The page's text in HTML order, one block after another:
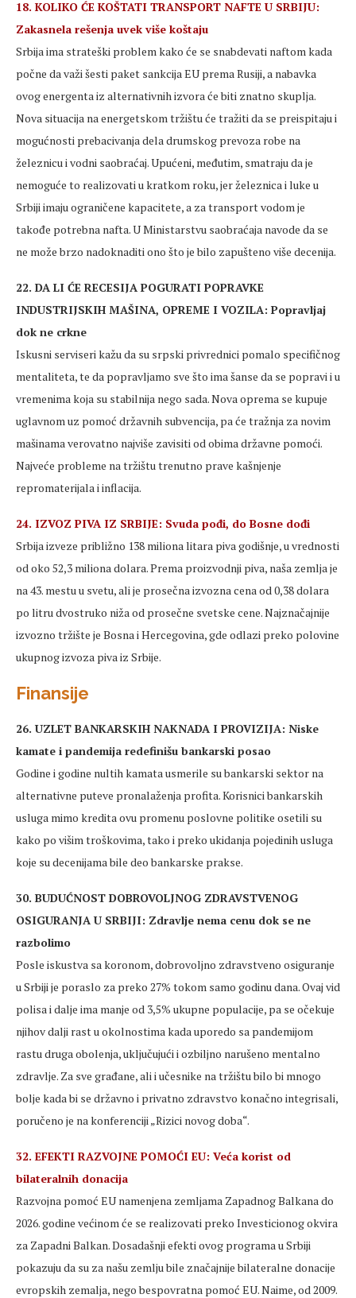
18. KOLIKO ĆE KOŠTATI TRANSPORT NAFTE U SRBIJU:
Zakasnela rešenja uvek više koštaju
Srbija ima strateški problem kako će se snabdevati naftom kada
počne da važi šesti paket sankcija EU prema Rusiji, a nabavka
ovog energenta iz alternativnih izvora će biti znatno skuplja.
Nova situacija na energetskom tržištu će tražiti da se preispitaju i
mogućnosti prebacivanja dela drumskog prevoza robe na
železnicu i vodni saobraćaj. Upućeni, međutim, smatraju da je
nemoguće to realizovati u kratkom roku, jer železnica i luke u
Srbiji imaju ograničene kapacitete, a za transport vodom je
takođe potrebna nafta. U Ministarstvu saobraćaja navode da se
ne može brzo nadoknaditi ono što je bilo zapušteno više decenija.
22. DA LI ĆE RECESIJA POGURATI POPRAVKE
INDUSTRIJSKIH MAŠINA, OPREME I VOZILA: Popravljaj
dok ne crkne
Iskusni serviseri kažu da su srpski privrednici pomalo specifičnog
mentaliteta, te da popravljamo sve što ima šanse da se popravi i u
vremenima koja su stabilnija nego sada. Nova oprema se kupuje
uglavnom uz pomoć državnih subvencija, pa će tražnja za novim
mašinama verovatno najviše zavisiti od obima državne pomoći.
Najveće probleme na tržištu trenutno prave kašnjenje
repromaterijala i inflacija.
24. IZVOZ PIVA IZ SRBIJE: Svuda pođi, do Bosne dođi
Srbija izveze približno 138 miliona litara piva godišnje, u vrednosti
od oko 52,3 miliona dolara. Prema proizvodnji piva, naša zemlja je
na 43. mestu u svetu, ali je prosečna izvozna cena od 0,38 dolara
po litru dvostruko niža od prosečne svetske cene. Najznačajnije
izvozno tržište je Bosna i Hercegovina, gde odlazi preko polovine
ukupnog izvoza piva iz Srbije.
Finansije
26. UZLET BANKARSKIH NAKNADA I PROVIZIJA: Niske
kamate i pandemija redefinišu bankarski posao
Godine i godine nultih kamata usmerile su bankarski sektor na
alternativne puteve pronalaženja profita. Korisnici bankarskih
usluga mimo kredita ovu promenu poslovne politike osetili su
kako po višim troškovima, tako i preko ukidanja pojedinih usluga
koje su decenijama bile deo bankarske prakse.
30. BUDUĆNOST DOBROVOLJNOG ZDRAVSTVENOG
OSIGURANJA U SRBIJI: Zdravlje nema cenu dok se ne
razbolimo
Posle iskustva sa koronom, dobrovoljno zdravstveno osiguranje
u Srbiji je poraslo za preko 27% tokom samo godinu dana. Ovaj vid
polisa i dalje ima manje od 3,5% ukupne populacije, pa se očekuje
njihov dalji rast u okolnostima kada uporedo sa pandemijom
rastu druga obolenja, uključujući i ozbiljno narušeno mentalno
zdravlje. Za sve građane, ali i učesnike na tržištu bilo bi mnogo
bolje kada bi se državno i privatno zdravstvo konačno integrisali,
poručeno je na konferenciji „Rizici novog doba“.
32. EFEKTI RAZVOJNE POMOĆI EU: Veća korist od
bilateralnih donacija
Razvojna pomoć EU namenjena zemljama Zapadnog Balkana do
2026. godine većinom će se realizovati preko Investicionog okvira
za Zapadni Balkan. Dosadašnji efekti ovog programa u Srbiji
pokazuju da su za našu zemlju bile značajnije bilateralne donacije
evropskih zemalja, nego bespovratna pomoć EU. Naime, od 2009.